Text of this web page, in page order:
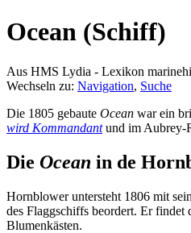
Ocean (Schiff)
Aus HMS Lydia - Lexikon
Wechseln zu: Navigation, Suche
Die 1805 gebaute Ocean war ein
wird Kommandantund im Aubrey-
Die Ocean in de
Hornblower untersteht 1806 mit
des Flaggschiffs beordert. Er
Blumenkästen.